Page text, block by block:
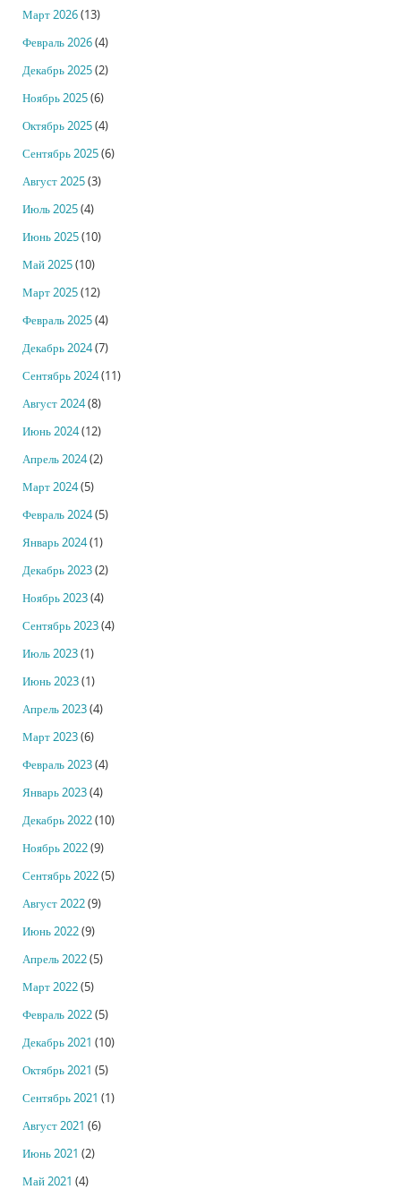
Март 2026(13)
Февраль 2026(4)
Декабрь 2025(2)
Ноябрь 2025(6)
Октябрь 2025(4)
Сентябрь 2025(6)
Август 2025(3)
Июль 2025(4)
Июнь 2025(10)
Май 2025(10)
Март 2025(12)
Февраль 2025(4)
Декабрь 2024(7)
Сентябрь 2024(11)
Август 2024(8)
Июнь 2024(12)
Апрель 2024(2)
Март 2024(5)
Февраль 2024(5)
Январь 2024(1)
Декабрь 2023(2)
Ноябрь 2023(4)
Сентябрь 2023(4)
Июль 2023(1)
Июнь 2023(1)
Апрель 2023(4)
Март 2023(6)
Февраль 2023(4)
Январь 2023(4)
Декабрь 2022(10)
Ноябрь 2022(9)
Сентябрь 2022(5)
Август 2022(9)
Июнь 2022(9)
Апрель 2022(5)
Март 2022(5)
Февраль 2022(5)
Декабрь 2021 (10)
Октябрь 2021 (5)
Сентябрь 2021 (1)
Август 2021 (6)
Июнь 2021 (2)
Май 2021 (4)